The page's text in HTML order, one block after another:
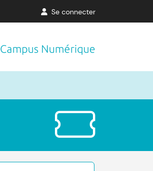
Se connecter
Campus Numérique